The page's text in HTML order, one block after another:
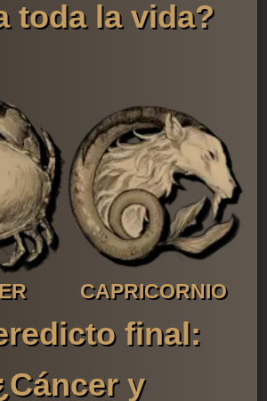
toda la vida?
CAPRICORNIO
final:
y